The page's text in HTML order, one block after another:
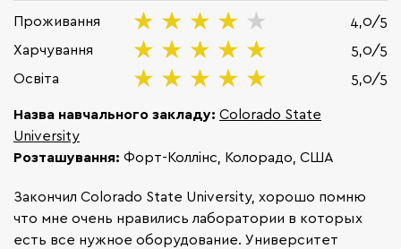
Проживання
4,0/5
Харчування
5,0/5
Освіта
5,0/5
Назва навчального закладу: Colorado State
University
Розташування: Форт-Коллінс, Колорадо, США
Закончил Colorado State University, хорошо помню
что мне очень нравились лаборатории в которых
есть все нужное оборудование. Университет